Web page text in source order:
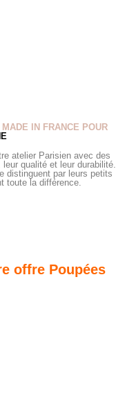
MADE IN FRANCE POUR
atelier Parisien avec des
qualité et leur durabilité.
distinguent par leurs petits
toute la différence.
offre Poupées